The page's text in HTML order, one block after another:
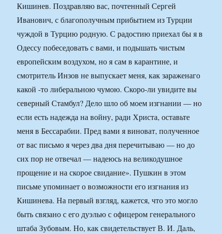
Кишинев. Поздравляю вас, почтенный Сергей
Иванович, с благополучным прибытием из Турции
чуждой в Турцию родную. С радостию приехал бы я в
Одессу побеседовать с вами, и подышать чистым
европейским воздухом, но я сам в карантине, и
смотритель Инзов не выпускает меня, как зараженаго
какой -то либеральною чумою. Скоро-ли увидите вы
северный Стамбул? Дело шло об моем изгнании — но
если есть надежда на войну, ради Христа, оставьте
меня в Бессарабии. Пред вами я виноват, полученное
от вас письмо я через два дня перечитываю — но до
сих пор не отвечал — надеюсь на великодушное
прощение и на скорое свидание». Пушкин в этом
письме упоминает о возможности его изгнания из
Кишинева. На первый взгляд, кажется, что это могло
быть связано с его дуэлью с офицером генерального
штаба Зубовым. Но, как свидетельствует В. И. Даль,